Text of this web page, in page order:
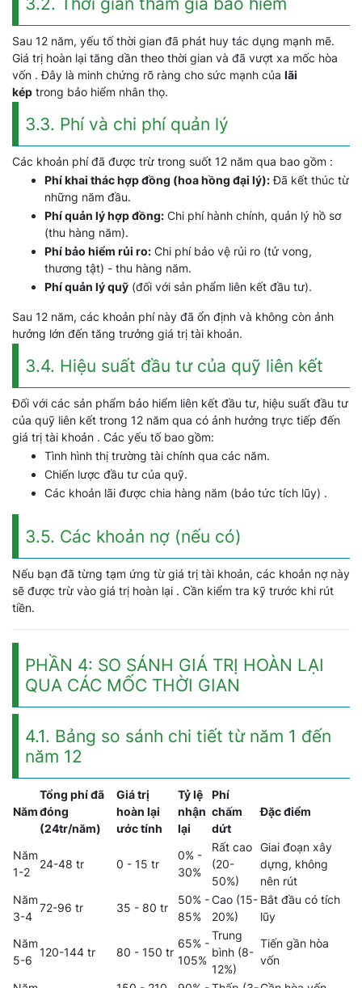
Sau 12 năm, yếu tố thời gian đã phát huy tác dụng mạnh mẽ.
Giá trị hoàn lại tăng dần theo thời gian và đã vượt xa mốc hòa
vốn . Đây là minh chứng rõ ràng cho sức mạnh của lãi
kép trong bảo hiểm nhân thọ.
3.3. Phí và chi phí quản lý
Các khoản phí đã được trừ trong suốt 12 năm qua bao gồm :
Phí khai thác hợp đồng (hoa hồng đại lý):Đã kết thúc từ
những năm đầu.
Phí quản lý hợp đồng: Chi phí hành chính, quản lý hồ sơ
(thu hàng năm).
Phí bảo hiểm rủi ro: Chi phí bảo vệ rủi ro (tử vong,
thương tật) - thu hàng năm.
Phí quản lý quỹ (đối với sản phẩm liên kết đầu tư).
Sau 12 năm, các khoản phí này đã ổn định và không còn ảnh
hưởng lớn đến tăng trưởng giá trị tài khoản.
3.4. Hiệu suất đầu tư của quỹ liên kết
Đối với các sản phẩm bảo hiểm liên kết đầu tư, hiệu suất đầu tư
của quỹ liên kết trong 12 năm qua có ảnh hưởng trực tiếp đến
giá trị tài khoản . Các yếu tố bao gồm:
Tình hình thị trường tài chính qua các năm.
Chiến lược đầu tư của quỹ.
Các khoản lãi được chia hàng năm (bảo tức tích lũy) .
3.5. Các khoản nợ (nếu có)
Nếu bạn đã từng tạm ứng từ giá trị tài khoản, các khoản nợ này
sẽ được trừ vào giá trị hoàn lại . Cần kiểm tra kỹ trước khi rút
tiền.
PHẦN 4: SO SÁNH GIÁ TRỊ HOÀN LẠI
QUA CÁC MỐC THỜI GIAN
4.1. Bảng so sánh chi tiết từ năm 1 đến
năm 12
Năm
Tổng phí đã
đóng
(24tr/năm)
Giá trị
hoàn lại
ước tính
Tỷ lệ
nhận
lại
Phí
chấm
dứt
Đặc điểm
Năm
1-2
24-48 tr 0 - 15 tr
0% -
30%
Rất cao
(20-
50%)
Giai đoạn xây
dựng, không
nên rút
Năm
3-4
72-96 tr 35 - 80 tr
50% -
85%
Cao (15-
20%)
Bắt đầu có tích
lũy
Năm
5-6
120-144 tr 80 - 150 tr
65% -
105%
Trung
bình (8-
12%)
Tiến gần hòa
vốn